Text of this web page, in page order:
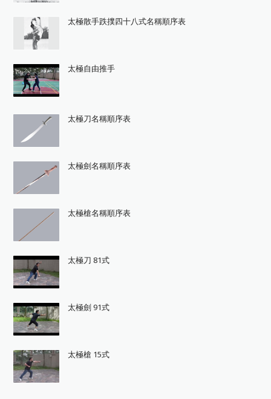
太極散手跌撲四十八式名稱順序表
太極自由推手
太極刀名稱順序表
太極劍名稱順序表
太極槍名稱順序表
太極刀 81式
太極劍 91式
太極槍 15式